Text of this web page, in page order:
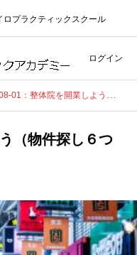
プラクティックスクール
ログイン
01：整体院を開業しよう（物件探し６つのポイント）
（物件探し６つ